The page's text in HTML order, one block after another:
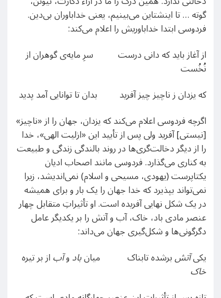
گوته … تا اینشتاین می‌بینیم، یعنی خداباوران بی‌دین.
فردوسی ابتدا خداباوریش را اعلام می‌کند:
از آغاز باید که دانی درست سرِ مایه‌ی گوهران از
نُخُست
که یزدان ز ناچیز چیز آفرید بدان تا توانایی آمد پدید
اگرچه فردوسی اعلام می‌کند که یزدان، جهان را از «ناچیز»
[نیستی] آفرید ولی پس از تأیید این «ازلیت الهی»، خدا
را از دیگر دخالت‌گری‌ها در روند بالندگی زندگی و طبیعت
به کناری می‌گذارد. فردوسی مانند اصحاب ادیان
یکتاپرست (یهودی، مسیحی و اسلام) نمی‌اندیشد، زیرا
نمی‌تواند بپذیرد که خدا جهان را یک بار و برای همیشه
در یک شکل نهایی آفریده است. او تأثیراتِ متقابل چهار
عنصر مادی باد، خاک، آب و آتش را بر یکدیگر عامل
دگرگونی‌ها و شکل‌گیری جهان می‌داند:
یکیآتشبرشده تابناک میانبادوآباز بر تیره
خاک